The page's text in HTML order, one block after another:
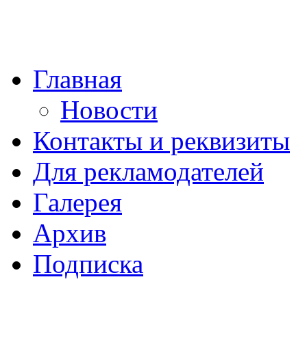
Главная
Новости
Контакты и реквизиты
Для рекламодателей
Галерея
Архив
Подписка